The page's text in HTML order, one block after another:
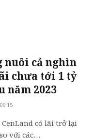
nuôi cả nghìn
chưa tới 1 tỷ
năm 2023
có lãi trở lại
với các…